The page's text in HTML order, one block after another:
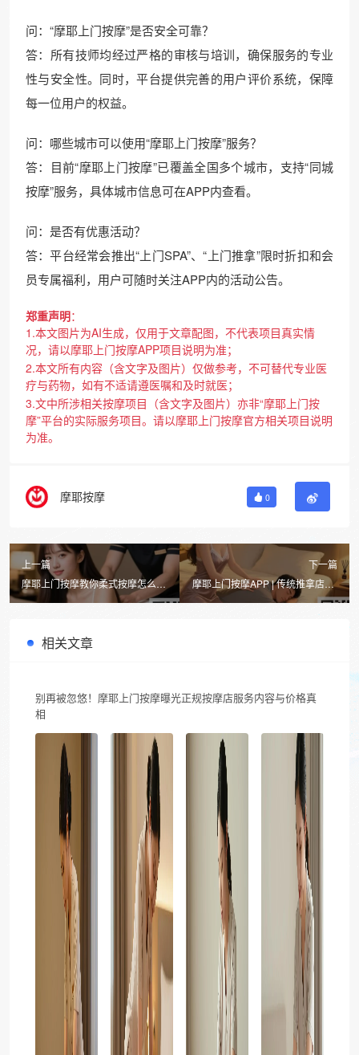
问：“摩耶上门按摩”是否安全可靠？
答：所有技师均经过严格的审核与培训，确保服务的专业
性与安全性。同时，平台提供完善的用户评价系统，保障
每一位用户的权益。
问：哪些城市可以使用“摩耶上门按摩”服务？
答：目前“摩耶上门按摩”已覆盖全国多个城市，支持“同城
按摩”服务，具体城市信息可在APP内查看。
问：是否有优惠活动？
答：平台经常会推出“上门SPA”、“上门推拿”限时折扣和会
员专属福利，用户可随时关注APP内的活动公告。
郑重声明：
1.本文图片为AI生成，仅用于文章配图，不代表项目真实情
况，请以摩耶上门按摩APP项目说明为准；
2.本文所有内容（含文字及图片）仅做参考，不可替代专业医
疗与药物，如有不适请遵医嘱和及时就医；
3.文中所涉相关按摩项目（含文字及图片）亦非“摩耶上门按
摩”平台的实际服务项目。请以摩耶上门按摩官方相关项目说明
为准。
摩耶按摩 0
上一篇
摩耶上门按摩教你柔式按摩怎么个
按法？中式推拿VS柔式按摩选哪
下一篇
摩耶上门按摩APP | 传统推拿店VS
上门推拿，哪个更值得选？
相关文章
别再被忽悠！摩耶上门按摩曝光正规按摩店服务内容与价格真
相